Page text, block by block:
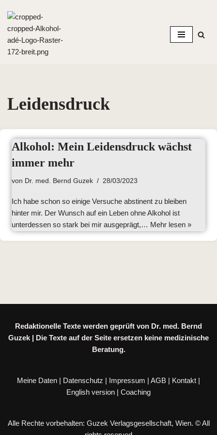
Zum
Inhalt
springen
Leidensdruck
Alkohol: Mein Leidensdruck wächst
immer mehr
von Dr. med. Bernd Guzek 28/03/2023
Ich habe schon so einige Versuche abstinent zu bleiben
hinter mir. Der Wunsch auf ein Leben ohne Alkohol ist
unterdessen so stark bei mir ausgeprägt,… Mehr lesen »
Redaktionelle Texte werden geprüft von Dr. med. Bernd
Guzek | Die Texte auf der Seite ersetzen keine medizinische
Beratung.
Meine Daten | Datenschutz | Impressum | AGB | Kontakt |
English version | Coaching
Alle Rechte vorbehalten: Guzek Verlagsgesellschaft, Wien. © All